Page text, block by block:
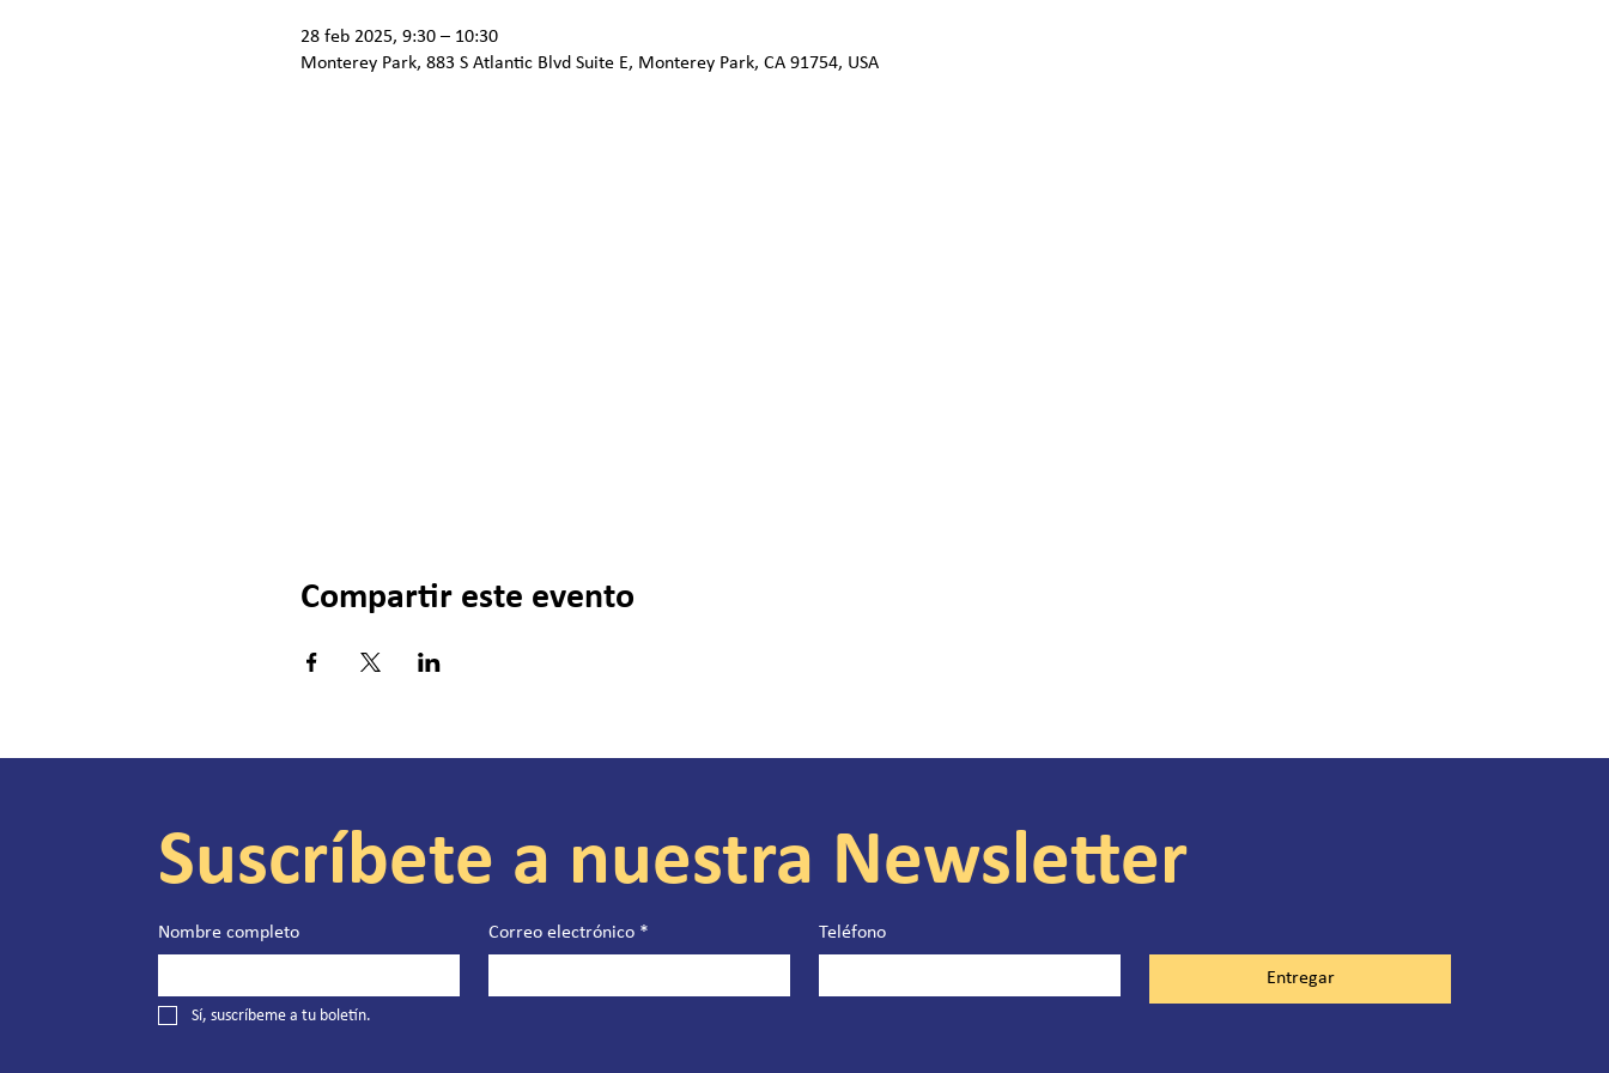
28 feb 2025, 9:30 – 10:30
Monterey Park, 883 S Atlantic Blvd Suite E, Monterey Park, CA 91754, USA
Compartir este evento
Suscríbete a nuestra Newsletter
Nombre completo Correo electrónico * Teléfono
Entregar
Sí, suscríbeme a tu boletín.